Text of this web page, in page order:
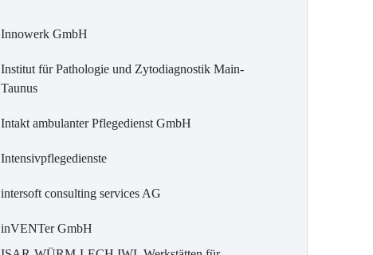
Innowerk GmbH
Institut für Pathologie und Zytodiagnostik Main-
Taunus
Intakt ambulanter Pflegedienst GmbH
Intensivpflegedienste
intersoft consulting services AG
inVENTer GmbH